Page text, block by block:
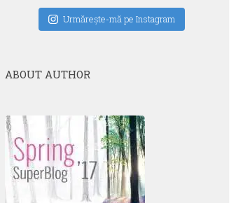
Urmăreşte-mă pe Instagram
ABOUT AUTHOR